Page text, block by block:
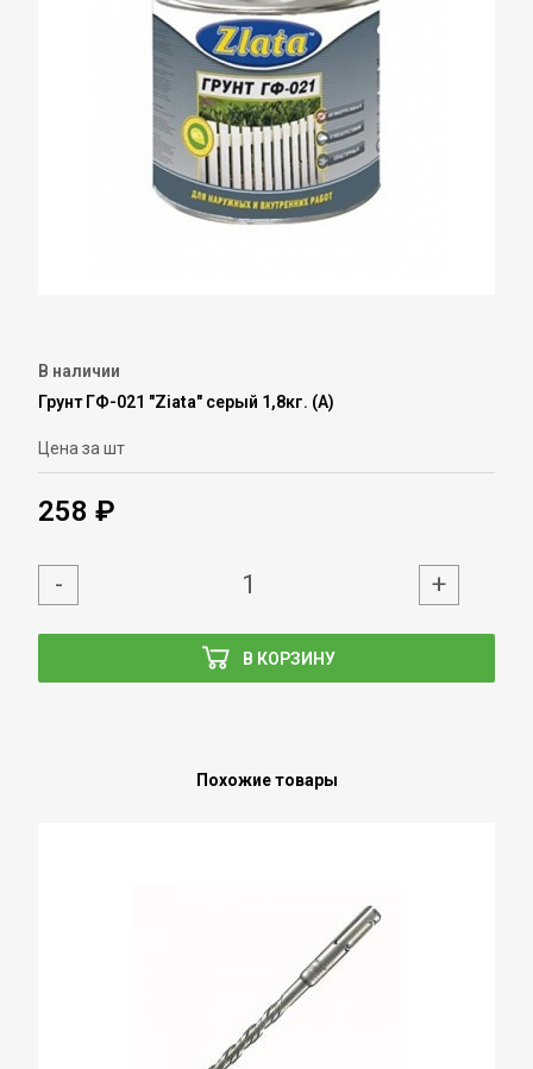
В наличии
Грунт ГФ-021 "Ziata" серый 1,8кг. (А)
Цена за шт
258 ₽
В КОРЗИНУ
- +
Похожие товары